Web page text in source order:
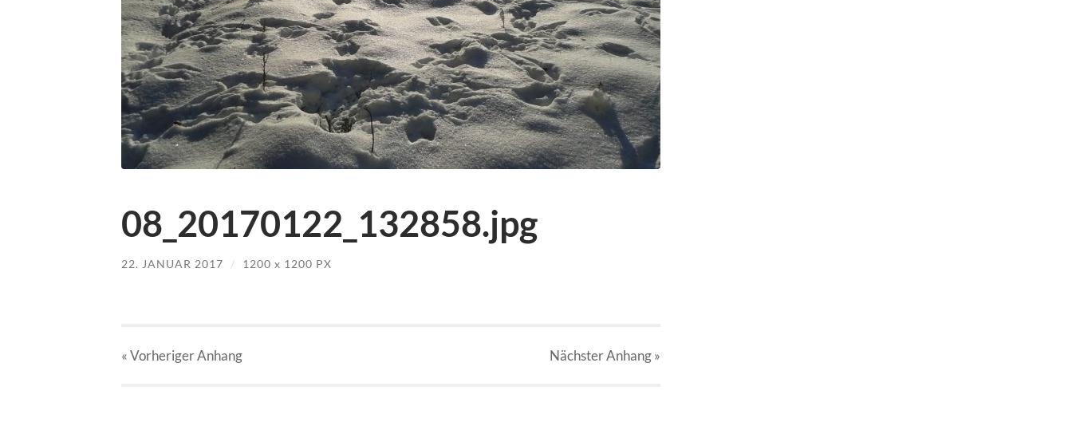
08_20170122_132858.jpg
22. JANUAR 2017 / 1200 x 1200 PX
« VorherigerAnhang NächsterAnhang»